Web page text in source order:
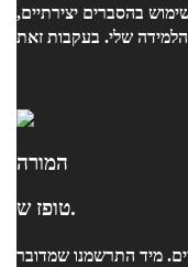
בהסברים יצירתיים,
שלי. בעקבות זאת
המורה
טופז ש.
מיד התרשמנו שמדובר